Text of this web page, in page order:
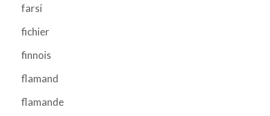
farsi
fichier
finnois
flamand
flamande